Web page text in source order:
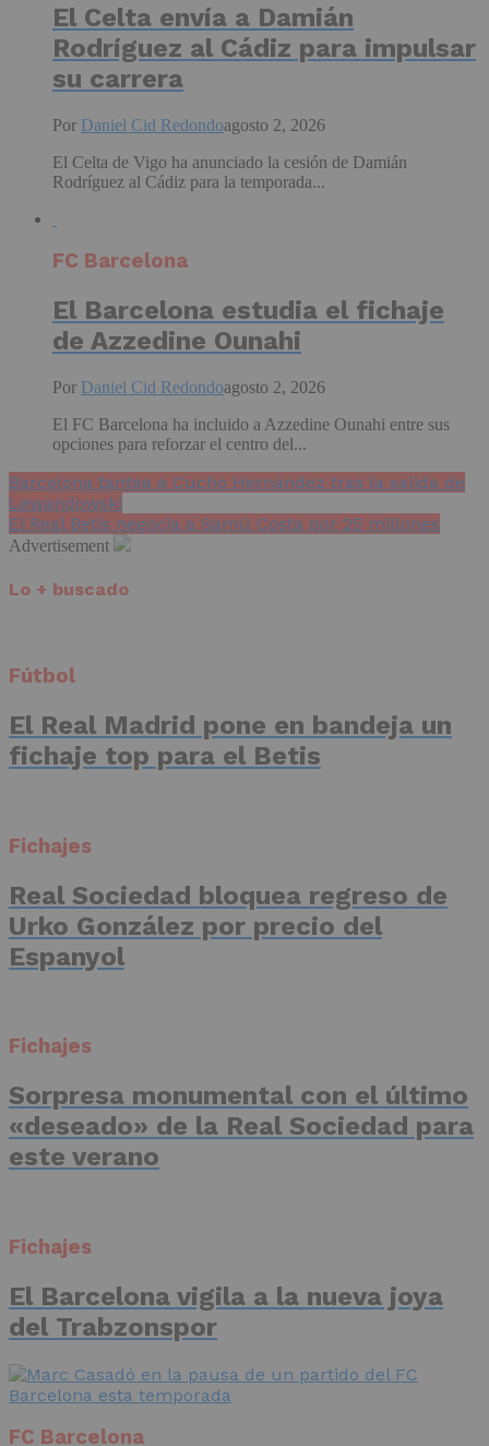
El Celta envía a Damián
Rodríguez al Cádiz para impulsar
su carrera
Por Daniel Cid Redondoagosto 2, 2026
El Celta de Vigo ha anunciado la cesión de Damián
Rodríguez al Cádiz para la temporada...
FC Barcelona
El Barcelona estudia el fichaje
de Azzedine Ounahi
Por Daniel Cid Redondoagosto 2, 2026
El FC Barcelona ha incluido a Azzedine Ounahi entre sus
opciones para reforzar el centro del...
Barcelona tantea a Cucho Hernández tras la salida de
Lewandowski
El Real Betis negocia a Samú Costa por 25 millones
Advertisement
Lo + buscado
Fútbol
El Real Madrid pone en bandeja un
fichaje top para el Betis
Fichajes
Real Sociedad bloquea regreso de
Urko González por precio del
Espanyol
Fichajes
Sorpresa monumental con el último
«deseado» de la Real Sociedad para
este verano
Fichajes
El Barcelona vigila a la nueva joya
del Trabzonspor
FC Barcelona